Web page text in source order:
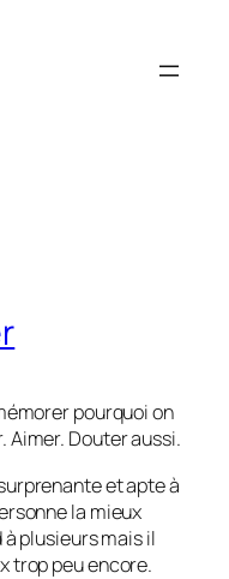
pourquoi on
Douter aussi.
et apte à
la mieux
à plusieurs mais il
trop peu encore.